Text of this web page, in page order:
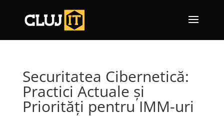
Securitatea Cibernetică:
Practici Actuale și
Priorități pentru IMM-uri